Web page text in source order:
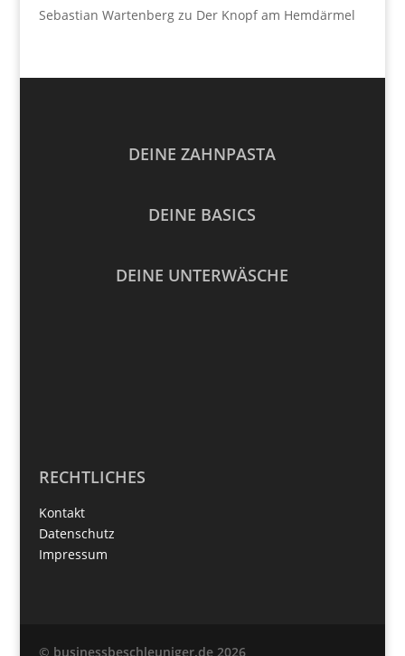
Sebastian Wartenbergzu Der Knopf am Hemdärmel
DEINE ZAHNPASTA
DEINE BASICS
DEINE UNTERWÄSCHE
RECHTLICHES
Kontakt
Datenschutz
Impressum
© businessbeschleuniger.de 2026